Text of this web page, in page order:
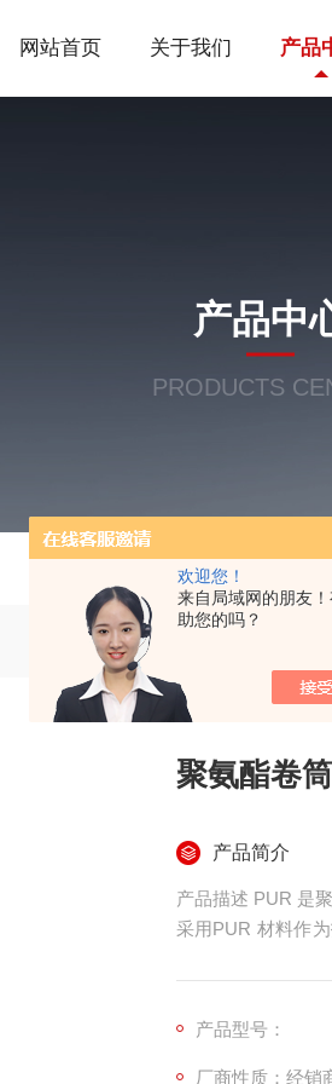
欢迎您！
来自局域网的朋友
助您的吗？
网站首页 关于我们 产品
产品中
PRODUCTS
聚氨酯卷
产品简介
产品描述 PUR 是聚氨酯聚合材料，是一种优良的弹性体，因此具有防水，阻燃等特性 。 此款电缆
采用PUR 材料作
的应用到移动驱动系统，机械人，拖
到60芯不等
产品型号：
厂商性质：经销